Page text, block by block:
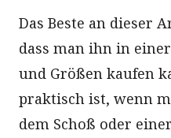
Das Beste an dieser
dass man ihn in
und Größen kaufen
praktisch ist, wenn
dem Schoß oder